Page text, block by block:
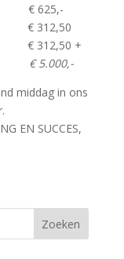
625,-
312,50
312,50 +
5.000,-
middag in ons
EN SUCCES,